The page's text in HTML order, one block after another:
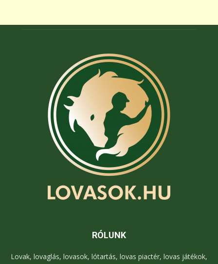
RÓLUNK
Lovak, lovaglás, lovasok, lótartás, lovas piactér, lovas játékok,